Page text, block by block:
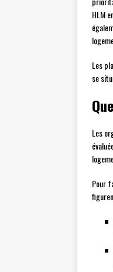
HLM
Les
se
Les
Pour